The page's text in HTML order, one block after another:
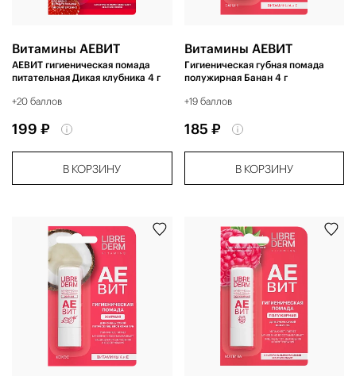
Витамины АЕВИТ
АЕВИТ гигиеническая помада
питательная Дикая клубника 4 г
+20 баллов
199 ₽
В КОРЗИНУ
Витамины АЕВИТ
Гигиеническая губная помада
полужирная Банан 4 г
+19 баллов
185 ₽
В КОРЗИНУ